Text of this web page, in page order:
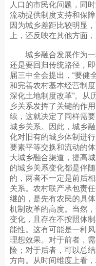
人口的市民化问题，同
流动提供制度支持和保
因为城乡差距比较明显
上，还反映在其他方面
城乡融合发展作为一
还是要回归传统路径，
届三中全会提出，“要健
和完善农村基本经营制
深化土地制度改革”。从
乡关系发挥了关键的作
续，这就决定了同样需
城乡关系。因此，城乡
化对旧有的城乡体制进
要素平等交换和流动的
大城乡融合渠道，提高
的城乡关系变化都是伴
的，两者不一定是前后
关系。农村联产承包责
继的，是先有农民的具
机制改革的高度。当然
变化，且存在不按照体
能性。这有可能是一种
理想效果。对于前者，
险；对于后者，可以总
方向。从时间维度上看